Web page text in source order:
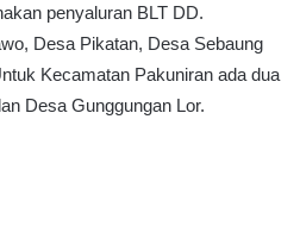
penyaluran BLT DD.
Desa Pikatan, Desa Sebaung
Kecamatan Pakuniran ada dua
Desa Gunggungan Lor.